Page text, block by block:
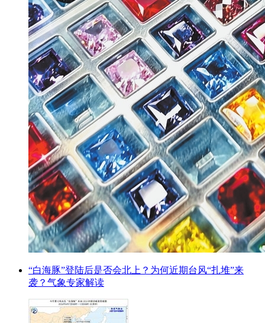
“白海豚”登陆后是否会北上？为何近期台风“扎堆”来
袭？气象专家解读